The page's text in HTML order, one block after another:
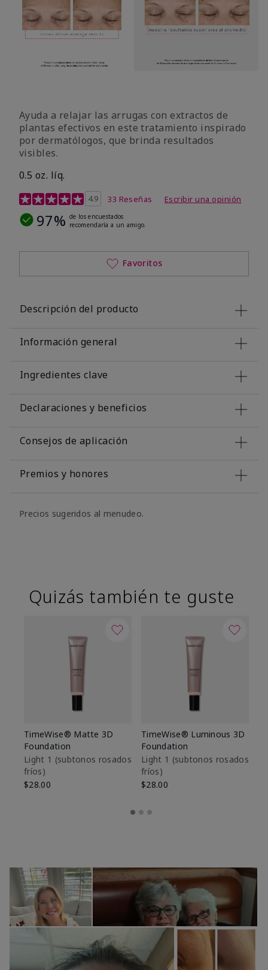
Ayuda a relajar las arrugas con extractos de
plantas efectivos en este tratamiento inspirado
por dermatólogos, que brinda resultados
visibles.
0.5 oz. líq.
Calificación de clientes de 4,9 de 5
4.9 33 Reseñas Escribir una opinión
97% de los encuestados
recomendaría a un amigo.
Favoritos
Descripción del producto
Información general
Ingredientes clave
Declaraciones y beneficios
Consejos de aplicación
Premios y honores
Precios sugeridos al menudeo.
Quizás también te guste
TimeWise® Matte 3D
Foundation
Light 1​ (subtonos rosados
fríos)
$28.00
TimeWise® Luminous 3D
Foundation
Light 1​ (subtonos rosados
fríos)
$28.00